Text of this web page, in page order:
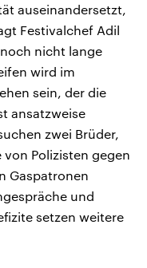
auseinandersetzt,
Festivalchef Adil
nicht lange
wird im
sein, der die
ansatzweise
zwei Brüder,
von Polizisten gegen
Gaspatronen
und
setzen weitere